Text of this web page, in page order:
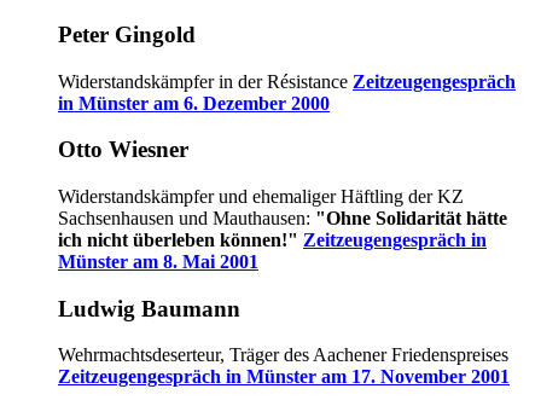
Peter Gingold
Widerstandskämpfer in der Résistance Zeitzeugengespräch
in Münster am 6. Dezember 2000
Otto Wiesner
Widerstandskämpfer und ehemaliger Häftling der KZ
Sachsenhausen und Mauthausen: "Ohne Solidarität hätte
ich nicht überleben können!" Zeitzeugengespräch in
Münster am 8. Mai 2001
Ludwig Baumann
Wehrmachtsdeserteur, Träger des Aachener Friedenspreises
Zeitzeugengespräch in Münster am 17. November 2001